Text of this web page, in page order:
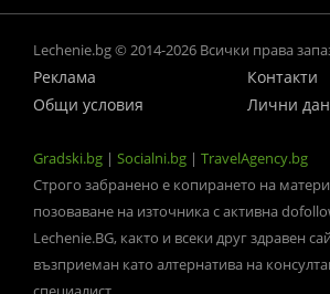
Lechenie.bg © 2014-2026 Всички права
Реклама
Контакти
Общи условия
Лични
Gradski.bg | Socialni.bg | TravelAgency.bg
Строго забранено е копирането на
позоваване на източника с активна
Lechenie.BG, както и всеки друг здравен
възприеман като алтернатива на